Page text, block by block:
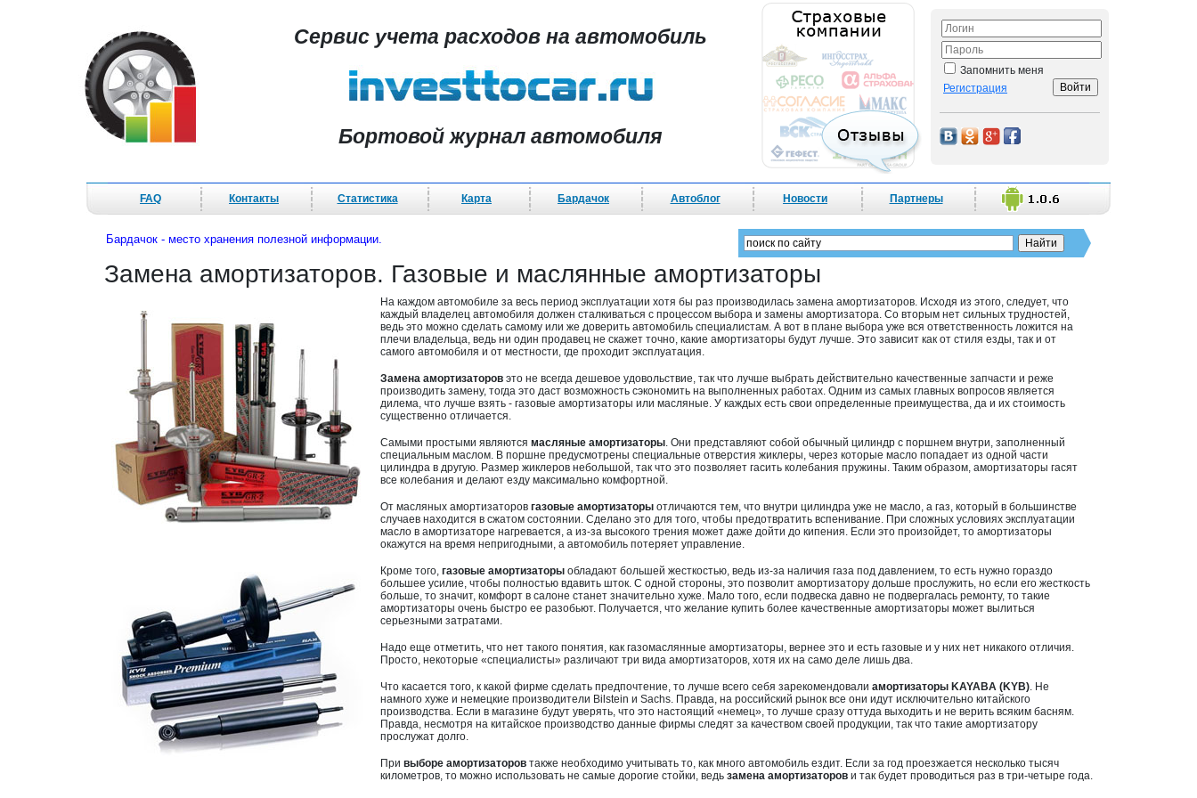
Сервис учета расходов на автомобиль
Бортовой журнал автомобиля
Запомнить меня
Регистрация
FAQ Контакты Статистика Карта Бардачок Автоблог Новости Партнеры
Бардачок - место хранения полезной информации.
Замена амортизаторов. Газовые и маслянные амортизаторы
На каждом автомобиле за весь период эксплуатации хотя бы раз производилась замена амортизаторов. Исходя из этого, следует, что
каждый владелец автомобиля должен сталкиваться с процессом выбора и замены амортизатора. Со вторым нет сильных трудностей,
ведь это можно сделать самому или же доверить автомобиль специалистам. А вот в плане выбора уже вся ответственность ложится на
плечи владельца, ведь ни один продавец не скажет точно, какие амортизаторы будут лучше. Это зависит как от стиля езды, так и от
самого автомобиля и от местности, где проходит эксплуатация.
Замена амортизаторов это не всегда дешевое удовольствие, так что лучше выбрать действительно качественные запчасти и реже
производить замену, тогда это даст возможность сэкономить на выполненных работах. Одним из самых главных вопросов является
дилема, что лучше взять - газовые амортизаторы или масляные. У каждых есть свои определенные преимущества, да и их стоимость
существенно отличается.
Самыми простыми являются масляные амортизаторы. Они представляют собой обычный цилиндр с поршнем внутри, заполненный
специальным маслом. В поршне предусмотрены специальные отверстия жиклеры, через которые масло попадает из одной части
цилиндра в другую. Размер жиклеров небольшой, так что это позволяет гасить колебания пружины. Таким образом, амортизаторы гасят
все колебания и делают езду максимально комфортной.
От масляных амортизаторов газовые амортизаторы отличаются тем, что внутри цилиндра уже не масло, а газ, который в большинстве
случаев находится в сжатом состоянии. Сделано это для того, чтобы предотвратить вспенивание. При сложных условиях эксплуатации
масло в амортизаторе нагревается, а из-за высокого трения может даже дойти до кипения. Если это произойдет, то амортизаторы
окажутся на время непригодными, а автомобиль потеряет управление.
Кроме того, газовые амортизаторы обладают большей жесткостью, ведь из-за наличия газа под давлением, то есть нужно гораздо
большее усилие, чтобы полностью вдавить шток. С одной стороны, это позволит амортизатору дольше прослужить, но если его жесткость
больше, то значит, комфорт в салоне станет значительно хуже. Мало того, если подвеска давно не подвергалась ремонту, то такие
амортизаторы очень быстро ее разобьют. Получается, что желание купить более качественные амортизаторы может вылиться
серьезными затратами.
Надо еще отметить, что нет такого понятия, как газомаслянные амортизаторы, вернее это и есть газовые и у них нет никакого отличия.
Просто, некоторые «специалисты» различают три вида амортизаторов, хотя их на само деле лишь два.
Что касается того, к какой фирме сделать предпочтение, то лучше всего себя зарекомендовали амортизаторы KAYABA (KYB). Не
намного хуже и немецкие производители Bilstein и Sachs. Правда, на российский рынок все они идут исключительно китайского
производства. Если в магазине будут уверять, что это настоящий «немец», то лучше сразу оттуда выходить и не верить всяким басням.
Правда, несмотря на китайское производство данные фирмы следят за качеством своей продукции, так что такие амортизатору
прослужат долго.
При выборе амортизаторов также необходимо учитывать то, как много автомобиль ездит. Если за год проезжается несколько тысяч
километров, то можно использовать не самые дорогие стойки, ведь замена амортизаторов и так будет проводиться раз в три-четыре года.